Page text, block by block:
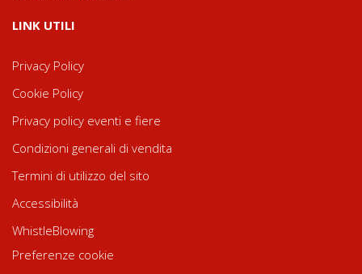
LINK UTILI
Privacy Policy
Cookie Policy
Privacy policy eventi e fiere
Condizioni generali di vendita
Termini di utilizzo del sito
Accessibilità
WhistleBlowing
Preferenze cookie